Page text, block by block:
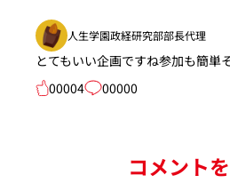
人生学園政経研究部部長代理
とてもいい企画ですね参加も簡単
00004
00000
コメント